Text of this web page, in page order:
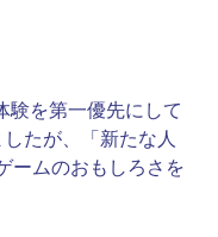
験を第一優先にして
たが、「新たな人
ームのおもしろさを